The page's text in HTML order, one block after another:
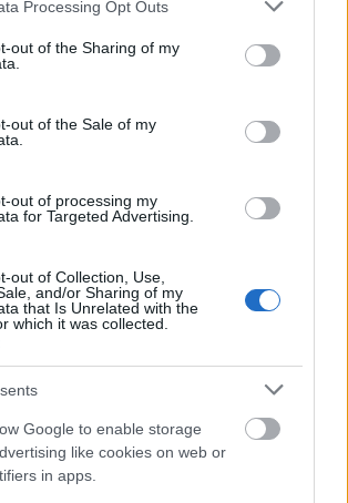
visit or usage behaviour. You may click to
to Google and its third-party tags to
below specified purposes in below Google
Processing Opt Outs
out of the Sharing of my
out of the Sale of my
out of processing my
for Targeted Advertising.
out of Collection, Use,
and/or Sharing of my
that Is Unrelated with the
which it was collected.
Google to enable storage
like cookies on web or
in apps.
és Szolgáltató Kft.
rejtett, zöld parkját
megújításának tervezése, ahol a
és a helyi identitás erősítése kerül a